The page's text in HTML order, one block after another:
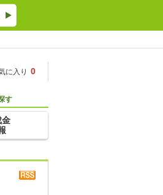
に入り 0
す
金